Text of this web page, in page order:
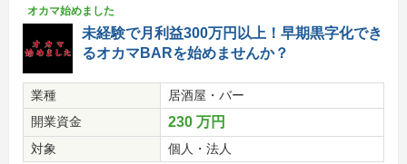
オカマ始めました
未経験で月利益300万円以上！早期黒字化でき
るオカマBARを始めませんか？
業種
居酒屋・バー
開業資金
230 万円
対象 個人・法人